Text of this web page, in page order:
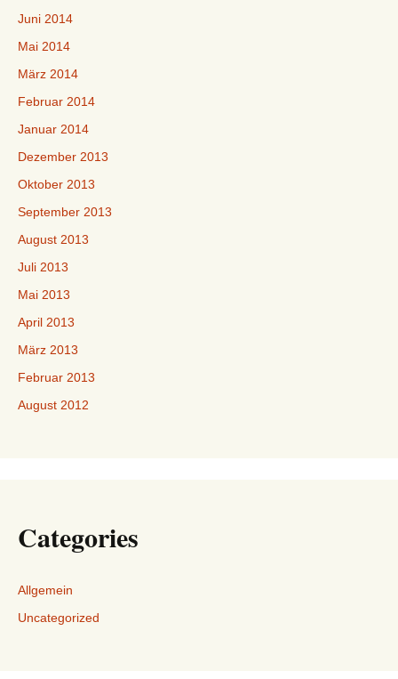
Juni 2014
Mai 2014
März 2014
Februar 2014
Januar 2014
Dezember 2013
Oktober 2013
September 2013
August 2013
Juli 2013
Mai 2013
April 2013
März 2013
Februar 2013
August 2012
Categories
Allgemein
Uncategorized